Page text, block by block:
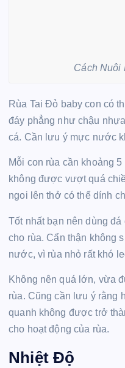
Cách Nuôi
Rùa Tai Đỏ baby con có
đáy phẳng như chậu
cá. Cần lưu ý mực nước
Mỗi con rùa cần khoảng
không được vượt quá
ngoi lên thở có thể dính
Tốt nhất bạn nên dùng
cho rùa. Cẩn thận không
nước, vì rùa nhỏ rất khó
Không nên quá lớn, vừa
rùa. Cũng cần lưu ý rằng
quanh không được trở
cho hoạt động của rùa.
Nhiệt Độ